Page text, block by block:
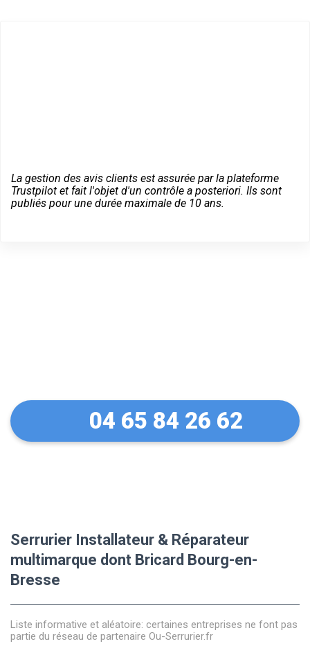
La gestion des avis clients est assurée par la plateforme
Trustpilot et fait l'objet d'un contrôle a posteriori. Ils sont
publiés pour une durée maximale de 10 ans.
04 65 84 26 62
Serrurier Installateur & Réparateur
multimarque dont Bricard Bourg-en-
Bresse
Liste informative et aléatoire: certaines entreprises ne font pas
partie du réseau de partenaire Ou-Serrurier.fr